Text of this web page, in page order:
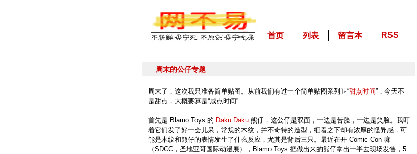
首页 列表 留言本 RSS
周末的公仔专题
周末了，这次我只准备简单贴图。从前我们有过一个简单贴图系列叫“甜点时间”，今天不
是甜点，大概要算是“咸点时间”……
首先是 Blamo Toys 的 Daku Daku熊仔，这公仔是双面，一边是苦脸，一边是笑脸。我盯
着它们发了好一会儿呆，常规的木纹，并不奇特的造型，细看之下却有浓厚的怪异感，可
能是木纹和熊仔的表情发生了什么反应，尤其是背后三只。最近在开 Comic Con 嘛
（SDCC，圣地亚哥国际动漫展），Blamo Toys 把做出来的熊仔拿出一半去现场发售，5